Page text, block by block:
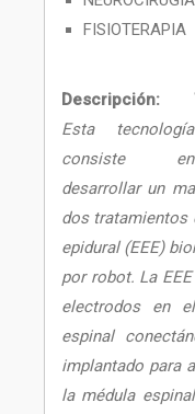
FISIOTERAPIA
Descripción:
Esta tecnología
consiste en
desarrollar un
dos tratamientos
epidural (EEE)
por robot. La
electrodos en
espinal
implantado para
la médula